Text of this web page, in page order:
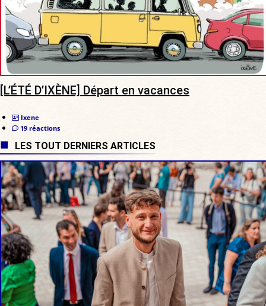
[L’ÉTÉ D’IXÈNE] Départ en vacances
Ixene
19 réactions
LES TOUT DERNIERS ARTICLES